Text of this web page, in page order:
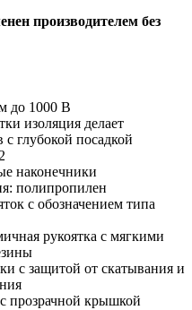
производителем без
до 1000 В
изоляция делает
глубокой посадкой
наконечники
полипропилен
с обозначением типа
рукоятка с мягкими
с защитой от скатывания и
прозрачной крышкой